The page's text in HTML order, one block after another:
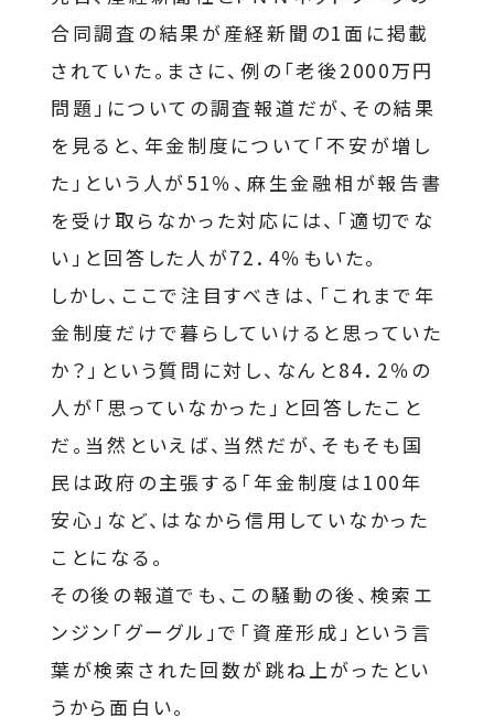
合同調査の結果が産経新聞の1面に掲載
されていた。まさに、例の「老後2000万円
問題」についての調査報道だが、その結果
を見ると、年金制度について「不安が増し
た」という人が51％、麻生金融相が報告書
を受け取らなかった対応には、「適切でな
い」と回答した人が72．4％もいた。
しかし、ここで注目すべきは、「これまで年
金制度だけで暮らしていけると思っていた
か？」という質問に対し、なんと84．2％の
人が「思っていなかった」と回答したこと
だ。当然といえば、当然だが、そもそも国
民は政府の主張する「年金制度は100年
安心」など、はなから信用していなかった
ことになる。
その後の報道でも、この騒動の後、検索エ
ンジン「グーグル」で「資産形成」という言
葉が検索された回数が跳ね上がったとい
うから面白い。